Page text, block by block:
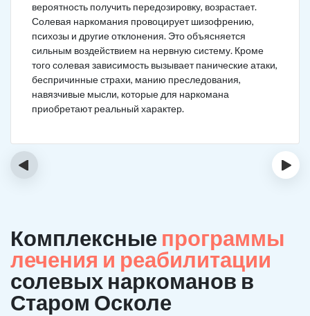
вероятность получить передозировку, возрастает.
Солевая наркомания провоцирует шизофрению,
психозы и другие отклонения. Это объясняется
сильным воздействием на нервную систему. Кроме
того солевая зависимость вызывает панические атаки,
беспричинные страхи, манию преследования,
навязчивые мысли, которые для наркомана
приобретают реальный характер.
‹ ›
Комплексные программы
лечения и реабилитации
солевых наркоманов в
Старом Осколе